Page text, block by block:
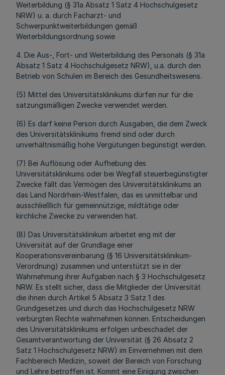
Weiterbildung (§ 31a Absatz 1 Satz 4 Hochschulgesetz
NRW) u. a. durch Facharzt- und
Schwerpunktweiterbildungen gemäß
Weiterbildungsordnung sowie
4. Die Aus-, Fort- und Weiterbildung des Personals (§ 31a
Absatz 1 Satz 4 Hochschulgesetz NRW), u.a. durch den
Betrieb von Schulen im Bereich des Gesundheitswesens.
(5) Mittel des Universitätsklinikums dürfen nur für die
satzungsmäßigen Zwecke verwendet werden.
(6) Es darf keine Person durch Ausgaben, die dem Zweck
des Universitätsklinikums fremd sind oder durch
unverhältnismäßig hohe Vergütungen begünstigt werden.
(7) Bei Auflösung oder Aufhebung des
Universitätsklinikums oder bei Wegfall steuerbegünstigter
Zwecke fällt das Vermögen des Universitätsklinikums an
das Land Nordrhein-Westfalen, das es unmittelbar und
ausschließlich für gemeinnützige, mildtätige oder
kirchliche Zwecke zu verwenden hat.
(8) Das Universitätsklinikum arbeitet eng mit der
Universität auf der Grundlage einer
Kooperationsvereinbarung (§ 16 Universitätsklinikum-
Verordnung) zusammen und unterstützt sie in der
Wahrnehmung ihrer Aufgaben nach § 3 Hochschulgesetz
NRW. Es stellt sicher, dass die Mitglieder der Universität
die ihnen durch Artikel 5 Absatz 3 Satz 1 des
Grundgesetzes und durch das Hochschulgesetz NRW
verbürgten Rechte wahrnehmen können. Entscheidungen
des Universitätsklinikums erfolgen unbeschadet der
Gesamtverantwortung der Universität (§ 26 Absatz 2
Satz 1 Hochschulgesetz NRW) im Einvernehmen mit dem
Fachbereich Medizin, soweit der Bereich von Forschung
und Lehre betroffen ist. Kommt eine Einigung zwischen